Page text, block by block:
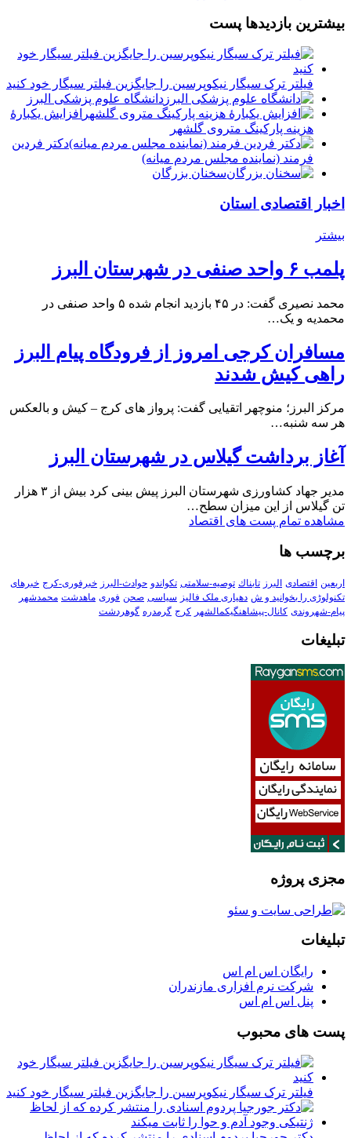
بیشترین بازدیدها پست
فیلتر ترک سیگار نیکوپرسین را جایگزین فیلتر سیگار خود کنید
دانشگاه علوم پزشکی البرز
افزایش یکبارۀ
هزینه پارکینگ متروی گلشهر
دكتر فردين
فرمند (نماينده مجلس مردم میانه)
سخنان بزرگان
اخبار اقتصادی استان
بیشتر
پلمب ۶ واحد صنفی در شهرستان البرز
محمد نصیری گفت: در ۴۵ بازدید انجام شده ۵ واحد صنفی در
محمدیه و یک…
مسافران کرجی امروز از فرودگاه پیام البرز
راهی کیش شدند
مرکز البرز؛ منوچهر اتقیایی گفت: پرواز های کرج – کیش و بالعکس
هر سه شنبه…
آغاز برداشت گیلاس در شهرستان البرز
مدیر جهاد کشاورزی شهرستان البرز پیش بینی کرد بیش از ۳ هزار
تن گیلاس از این میزان سطح…
مشاهده تمام پست های اقتصاد
برچسب ها
اربعین اقتصادی البرز تابناك توصیه-سلامتی تکواندو حوادث-البرز خبرفوری-کرج خبرهای
تکنولوڑی را بخوانید و ش دهیاری ملک فالیز سیاسی صحن فوری ماهدشت محمدشهر
پیام-شهروندی کانال-پیشاهنگیکمالشهر کرج گرمدره گوهردشت
تبلیغات
مجزی پروژه
تبلیغات
رایگان اس ام اس
شرکت نرم افزاری مازندران
پنل اس ام اس
پست های محبوب
فیلتر ترک سیگار نیکوپرسین را جایگزین فیلتر سیگار خود کنید